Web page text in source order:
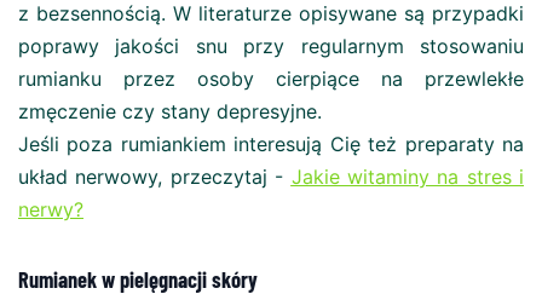
z bezsennością. W literaturze opisywane są przypadki
poprawy jakości snu przy regularnym stosowaniu
rumianku przez osoby cierpiące na przewlekłe
zmęczenie czy stany depresyjne.
Jeśli poza rumiankiem interesują Cię też preparaty na
układ nerwowy, przeczytaj - Jakie witaminy na stres i
nerwy?
Rumianek w pielęgnacji skóry